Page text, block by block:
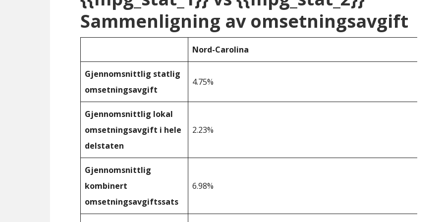
Sammenligning av omsetningsavgift
Nord-Carolina
Gjennomsnittlig statlig
omsetningsavgift
4.75%
Gjennomsnittlig lokal
omsetningsavgift i hele
delstaten
2.23%
Gjennomsnittlig
kombinert
omsetningsavgiftssats
6.98%